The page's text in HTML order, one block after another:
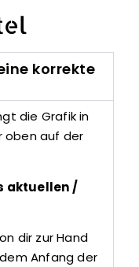
korrekte
die Grafik in
oben auf der
aktuellen /
dir zur Hand
Anfang der